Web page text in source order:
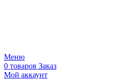
Меню
0 товаров Заказ
Мой аккаунт